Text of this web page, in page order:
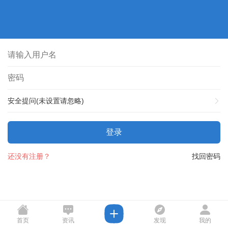
安全提问(未设置请忽略)
登录
找回密码
还没有注册？
首页 资讯 发现 我的